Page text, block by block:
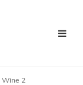
Wine 2